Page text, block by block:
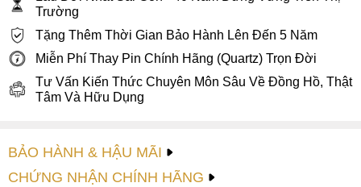
Trường
Tặng Thêm Thời Gian Bảo Hành Lên Đến 5 Năm
Miễn Phí Thay Pin Chính Hãng (Quartz) Trọn Đời
Tư Vấn Kiến Thức Chuyên Môn Sâu Về Đồng Hồ, Thật
Tâm Và Hữu Dụng
BẢO HÀNH & HẬU MÃI
CHỨNG NHẬN CHÍNH HÃNG